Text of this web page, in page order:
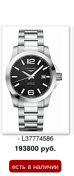
- L37774586
193800 руб.
есть в наличии